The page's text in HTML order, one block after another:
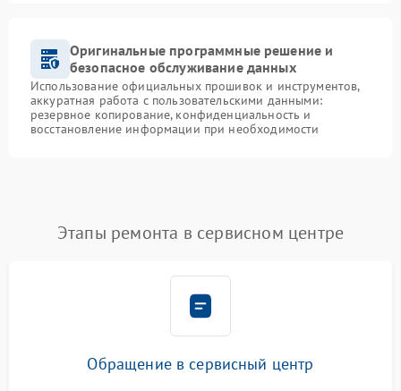
Оригинальные программные решение и
безопасное обслуживание данных
Использование официальных прошивок и инструментов,
аккуратная работа с пользовательскими данными:
резервное копирование, конфиденциальность и
восстановление информации при необходимости
Этапы ремонта в сервисном центре
Обращение в сервисный центр